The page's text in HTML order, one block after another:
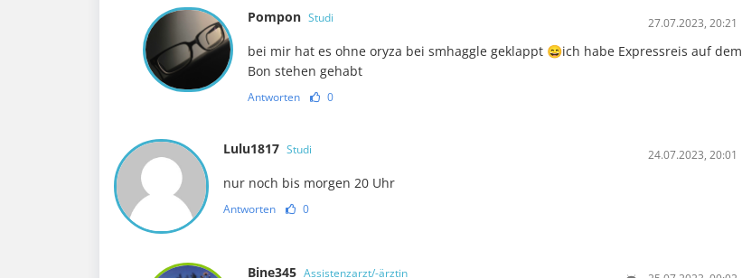
Pompon Studi 27.07.2023, 20:21
bei mir hat es ohne oryza bei smhaggle geklappt 😄ich habe Expressreis auf dem
Bon stehen gehabt
Antworten 0
Lulu1817 Studi 24.07.2023, 20:01
nur noch bis morgen 20 Uhr
Antworten 0
Bine345 Assistenzarzt/-ärztin